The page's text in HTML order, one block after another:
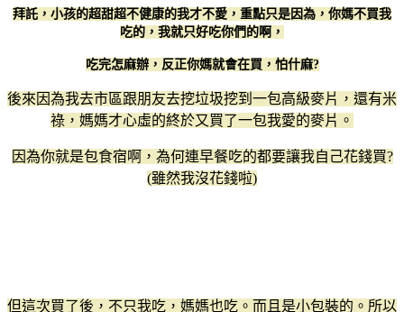
拜託，小孩的超甜超不健康的我才不愛，重點只是因為，你媽不買我
吃的，我就只好吃你們的啊，
吃完怎麻辦，反正你媽就會在買，怕什麻?
後來因為我去市區跟朋友去挖垃圾挖到一包高級麥片，還有米
祿，媽媽才心虛的終於又買了一包我愛的麥片。
因為你就是包食宿啊，為何連早餐吃的都要讓我自己花錢買?
(雖然我沒花錢啦)
但這次買了後，不只我吃，媽媽也吃。而且是小包裝的。所以